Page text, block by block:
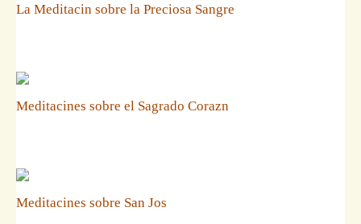
La Meditacin sobre la Preciosa Sangre
Meditacines sobre el Sagrado Corazn
Meditacines sobre San Jos